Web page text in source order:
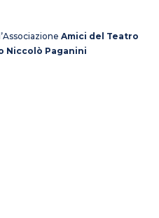
Amici del Teatro
Niccolò Paganini